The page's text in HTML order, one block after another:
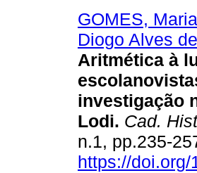
GOMES,
Diogo Alves
Aritmética à
investigação
Lodi. Cad.
n.1, pp.235-
https://doi.org/